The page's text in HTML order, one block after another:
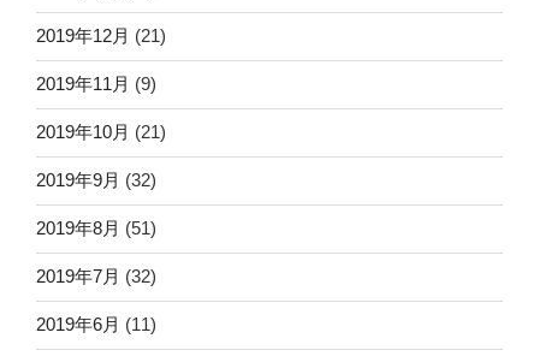
2019年12月 (21)
2019年11月 (9)
2019年10月 (21)
2019年9月 (32)
2019年8月 (51)
2019年7月 (32)
2019年6月 (11)